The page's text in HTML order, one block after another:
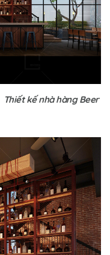
Thiết kế nhà hàng Beer